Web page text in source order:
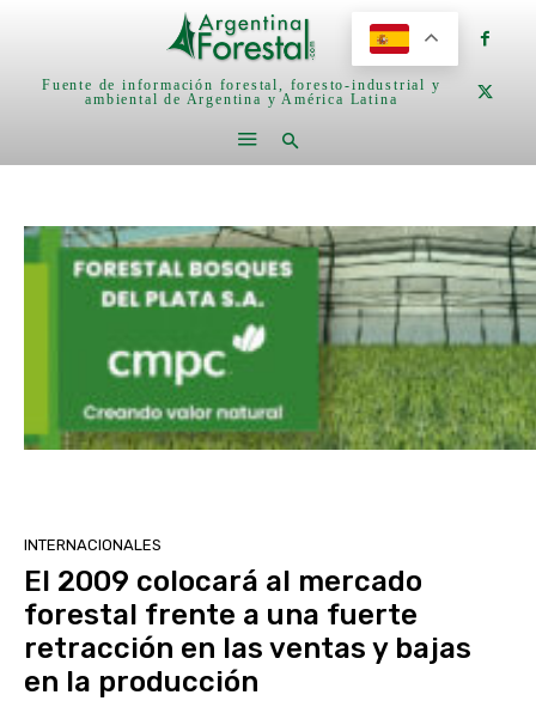
Fuente de información forestal, foresto-industrial y
ambiental de Argentina y América Latina
INTERNACIONALES
El 2009 colocará al mercado
forestal frente a una fuerte
retracción en las ventas y bajas
en la producción